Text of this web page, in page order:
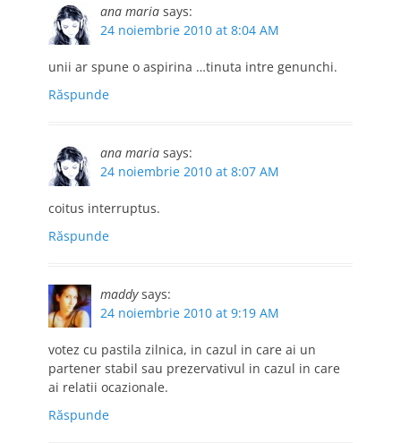
ana maria says:
24 noiembrie 2010 at 8:04 AM
unii ar spune o aspirina …tinuta intre genunchi.
Răspunde
ana maria says:
24 noiembrie 2010 at 8:07 AM
coitus interruptus.
Răspunde
maddy says:
24 noiembrie 2010 at 9:19 AM
votez cu pastila zilnica, in cazul in care ai un
partener stabil sau prezervativul in cazul in care
ai relatii ocazionale.
Răspunde